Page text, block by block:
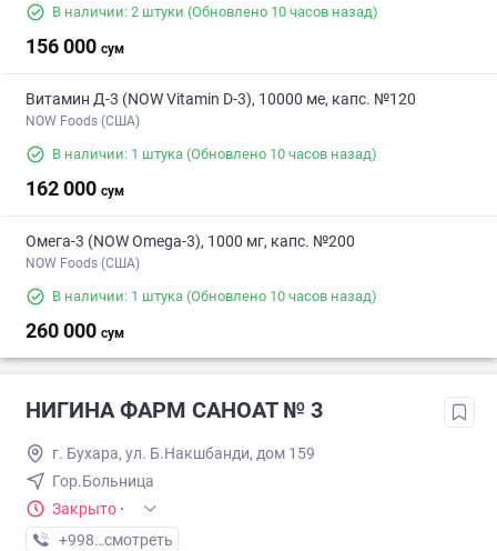
В наличии: 2 штуки (Обновлено 10 часов назад)
156 000 сум
Витамин Д-3 (NOW Vitamin D-3), 10000 ме, капс. №120
NOW Foods (США)
В наличии: 1 штука (Обновлено 10 часов назад)
162 000 сум
Омега-3 (NOW Omega-3), 1000 мг, капс. №200
NOW Foods (США)
В наличии: 1 штука (Обновлено 10 часов назад)
260 000 сум
НИГИНА ФАРМ САНОАТ № 3
г. Бухара, ул. Б.Накшбанди, дом 159
Гор.Больница
Закрыто ·
+998 (65) XXX-XX-XX
смотреть